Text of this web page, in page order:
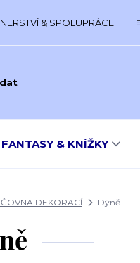
& SPOLUPRÁCE
FANTASY & KNÍŽKY
DEKORACÍ Dýně